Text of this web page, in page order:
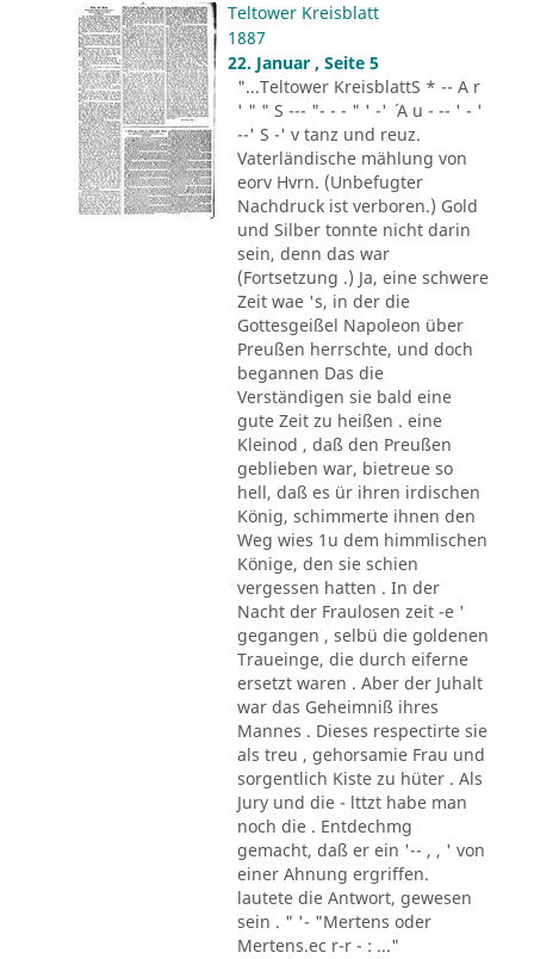
Teltower Kreisblatt
1887
22. Januar , Seite 5
"...Teltower KreisblattS * -- A r
' " " S --- "- - - " ' -' ´ A u - -- ' - '
--' S -' v tanz und reuz.
Vaterländische mählung von
eorv Hvrn. (Unbefugter
Nachdruck ist verboren.) Gold
und Silber tonnte nicht darin
sein, denn das war
(Fortsetzung .) Ja, eine schwere
Zeit wae 's, in der die
Gottesgeißel Napoleon über
Preußen herrschte, und doch
begannen Das die
Verständigen sie bald eine
gute Zeit zu heißen . eine
Kleinod , daß den Preußen
geblieben war, bietreue so
hell, daß es ür ihren irdischen
König, schimmerte ihnen den
Weg wies 1u dem himmlischen
Könige, den sie schien
vergessen hatten . In der
Nacht der Fraulosen zeit -e '
gegangen , selbü die goldenen
Traueinge, die durch eiferne
ersetzt waren . Aber der Juhalt
war das Geheimniß ihres
Mannes . Dieses respectirte sie
als treu , gehorsamie Frau und
sorgentlich Kiste zu hüter . Als
Jury und die - lttzt habe man
noch die . Entdechmg
gemacht, daß er ein '-- , , ' von
einer Ahnung ergriffen.
lautete die Antwort, gewesen
sein . " '- "Mertens oder
Mertens.ec r-r - : ..."